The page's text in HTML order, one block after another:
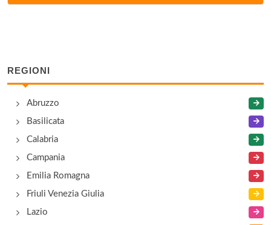
via Pescheria Vecchia 26/28, Macerata
Dal Napoletano
viale Indipendenza 142/A, Macerata
Del Borgo
via Settempeda 33, San Severino Marche
REGIONI
Abruzzo
Basilicata
Calabria
Campania
Emilia Romagna
Friuli Venezia Giulia
Lazio